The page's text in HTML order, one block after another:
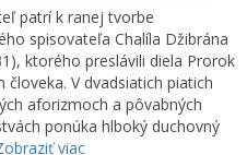
patrí k ranej tvorbe
spisovateľa Chalíla Džibrána
ktorého preslávili diela Prorok
človeka. V dvadsiatich piatich
aforizmoch a pôvabných
ponúka hlboký duchovný
viac